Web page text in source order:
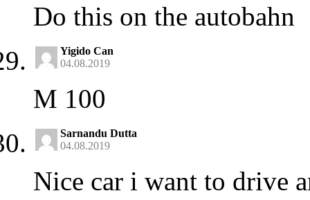
Do this on the autobahn
Yigido Can
04.08.2019
M 100
Sarnandu Dutta
04.08.2019
Nice car i want to